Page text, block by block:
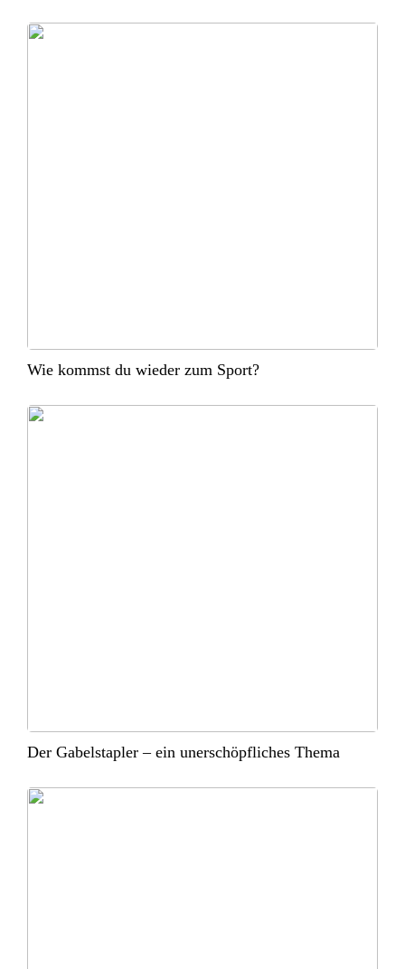
Wie kommst du wieder zum Sport?
Der Gabelstapler – ein unerschöpfliches Thema